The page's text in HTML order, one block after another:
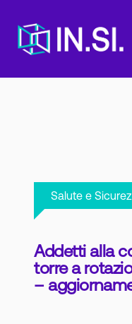
Salute e
Addetti alla
torre a
–